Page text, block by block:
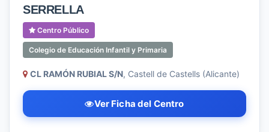
SERRELLA
Centro Público
Colegio de Educación Infantil y Primaria
CL RAMÓN RUBIAL S/N, Castell de Castells (Alicante)
Ver Ficha del Centro